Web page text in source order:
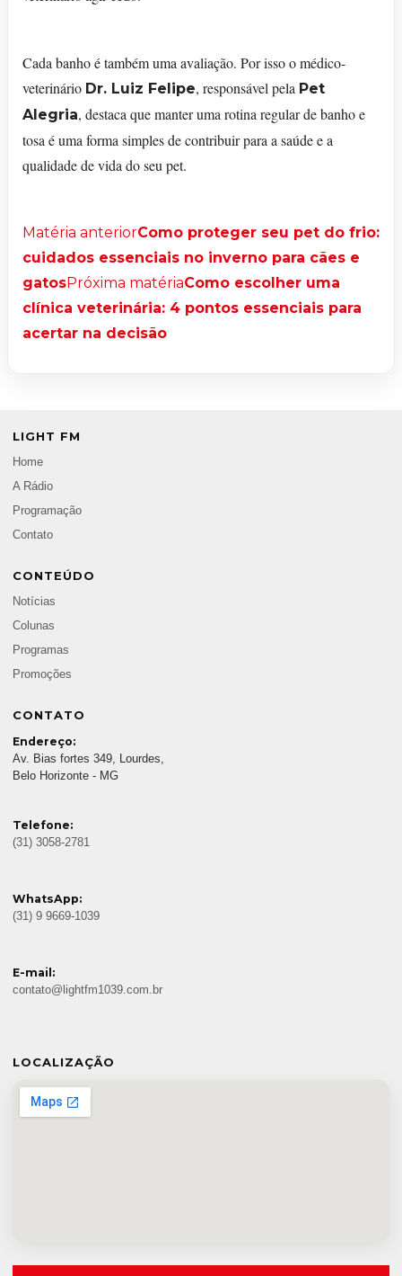
Cada banho é também uma avaliação. Por isso o médico-
veterinário Dr. Luiz Felipe, responsável pela Pet
Alegria, destaca que manter uma rotina regular de banho e
tosa é uma forma simples de contribuir para a saúde e a
qualidade de vida do seu pet.
Matéria anteriorComo proteger seu pet do frio:
cuidados essenciais no inverno para cães e
gatosPróxima matériaComo escolher uma
clínica veterinária: 4 pontos essenciais para
acertar na decisão
LIGHT FM
Home
A Rádio
Programação
Contato
CONTEÚDO
Notícias
Colunas
Programas
Promoções
CONTATO
Endereço:
Av. Bias fortes 349, Lourdes,
Belo Horizonte - MG
Telefone:
(31) 3058-2781
WhatsApp:
(31) 9 9669-1039
E-mail:
contato@lightfm1039.com.br
LOCALIZAÇÃO